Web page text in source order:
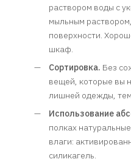
раствором воды с
мыльным
поверхности.
шкаф.
Сортировка. Без
вещей, которые вы
лишней одежды,
Использование
полках
влаги:
силикагель.